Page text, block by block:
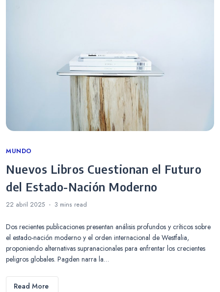
Categories
MUNDO
Nuevos Libros Cuestionan el Futuro
del Estado-Nación Moderno
22 abril 2025 3 mins read
Dos recientes publicaciones presentan análisis profundos y críticos sobre
el estado-nación moderno y el orden internacional de Westfalia,
proponiendo alternativas supranacionales para enfrentar los crecientes
peligros globales. Pagden narra la…
Read More